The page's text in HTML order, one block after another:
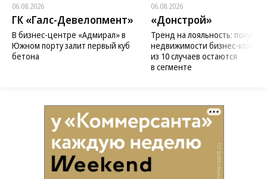
06.08.2026
ГК «Галс-Девелопмент»
В бизнес-центре «Адмирал» в
Южном порту залит первый куб
бетона
06.08.2026
«Донстрой»
Тренд на лояльность:
недвижимости бизнес-класса
из 10 случаев остаются
в сегменте